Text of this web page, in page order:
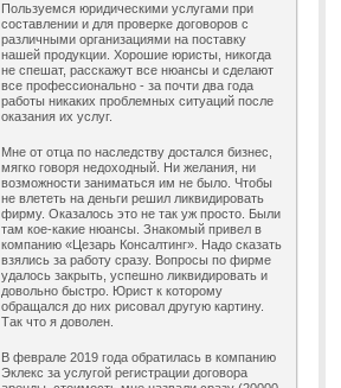
Пользуемся юридическими услугами при
составлении и для проверке договоров с
различными организациями на поставку
нашей продукции. Хорошие юристы, никогда
не спешат, расскажут все нюансы и сделают
все профессионально - за почти два года
работы никаких проблемных ситуаций после
оказания их услуг.
Мне от отца по наследству достался бизнес,
мягко говоря недоходный. Ни желания, ни
возможности заниматься им не было. Чтобы
не влететь на деньги решил ликвидировать
фирму. Оказалось это не так уж просто. Были
там кое-какие нюансы. Знакомый привел в
компанию «Цезарь Консалтинг». Надо сказать
взялись за работу сразу. Вопросы по фирме
удалось закрыть, успешно ликвидировать и
довольно быстро. Юрист к которому
обращался до них рисовал другую картину.
Так что я доволен.
В феврале 2019 года обратилась в компанию
Эклекс за услугой регистрации договора